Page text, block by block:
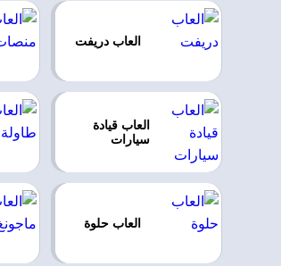
العاب دريفت
العاب قيادة
سيارات
العاب حلوة